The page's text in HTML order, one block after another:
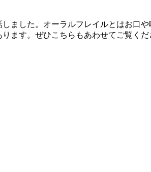
ました。オーラルフレイルとはお口
ます。ぜひこちらもあわせてご覧くだ